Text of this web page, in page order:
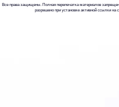
Все права защищены. Полная перепечатка материалов
разрешено при установке активной ссылки на